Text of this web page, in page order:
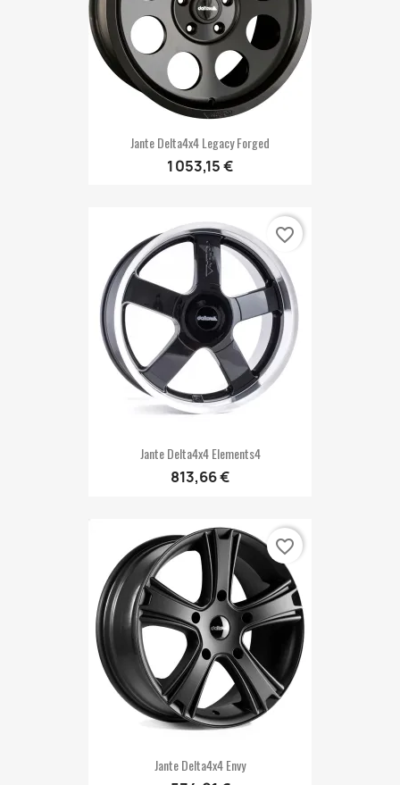
Jante Delta4x4 Legacy Forged
1 053,15 €
Jante Delta4x4 Elements4
813,66 €
favorite_border
Jante Delta4x4 Envy
favorite_border